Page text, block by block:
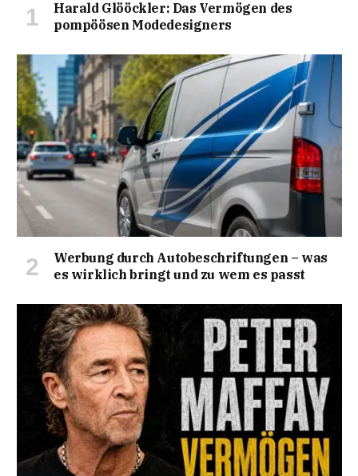
Harald Glööckler: Das Vermögen des
pompöösen Modedesigners
Werbung durch Autobeschriftungen – was
es wirklich bringt und zu wem es passt